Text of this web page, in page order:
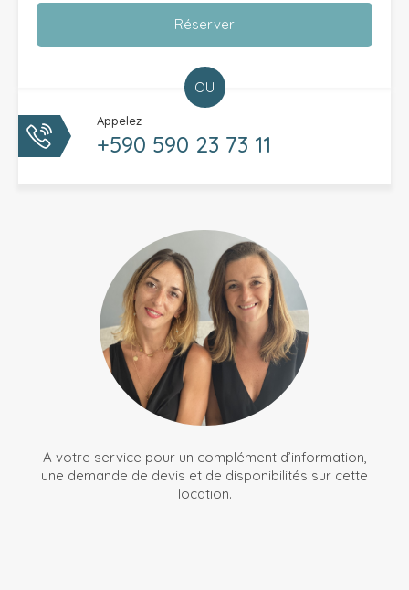
OU
Appelez
+590 590 23 73 11
A votre service pour un complément d’information,
une demande de devis et de disponibilités sur cette
location.